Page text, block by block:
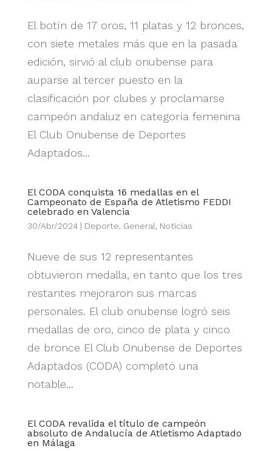
El botín de 17 oros, 11 platas y 12 bronces,
con siete metales más que en la pasada
edición, sirvió al club onubense para
auparse al tercer puesto en la
clasificación por clubes y proclamarse
campeón andaluz en categoría femenina
El Club Onubense de Deportes
Adaptados...
El CODA conquista 16 medallas en el
Campeonato de España de Atletismo FEDDI
celebrado en Valencia
30/Abr/2024| Deporte General Noticias
Nueve de sus 12 representantes
obtuvieron medalla, en tanto que los tres
restantes mejoraron sus marcas
personales. El club onubense logró seis
medallas de oro, cinco de plata y cinco
de bronce El Club Onubense de Deportes
Adaptados (CODA) completó una
notable...
El CODA revalida el título de campeón
absoluto de Andalucía de Atletismo Adaptado
en Málaga